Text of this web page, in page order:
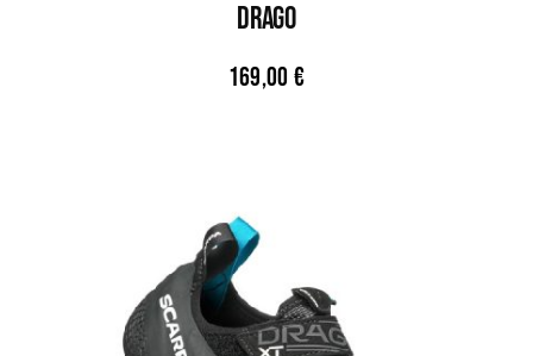
DRAGO
169,00 €